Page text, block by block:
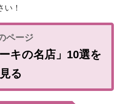
！
キの名店」10選を
見る